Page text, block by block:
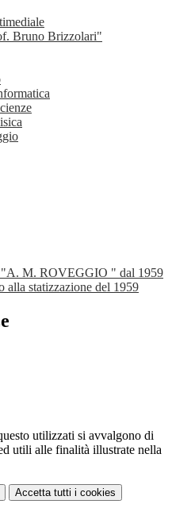
Bruno Brizzolari"
"A. M. ROVEGGIO " dal 1959
alla statizzazione del 1959
utilizzati si avvalgono di
utili alle finalità illustrate nella
Accetta tutti i cookies